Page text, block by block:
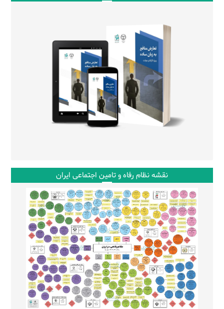
نقشه نظام رفاه و تامین اجتماعی ایران